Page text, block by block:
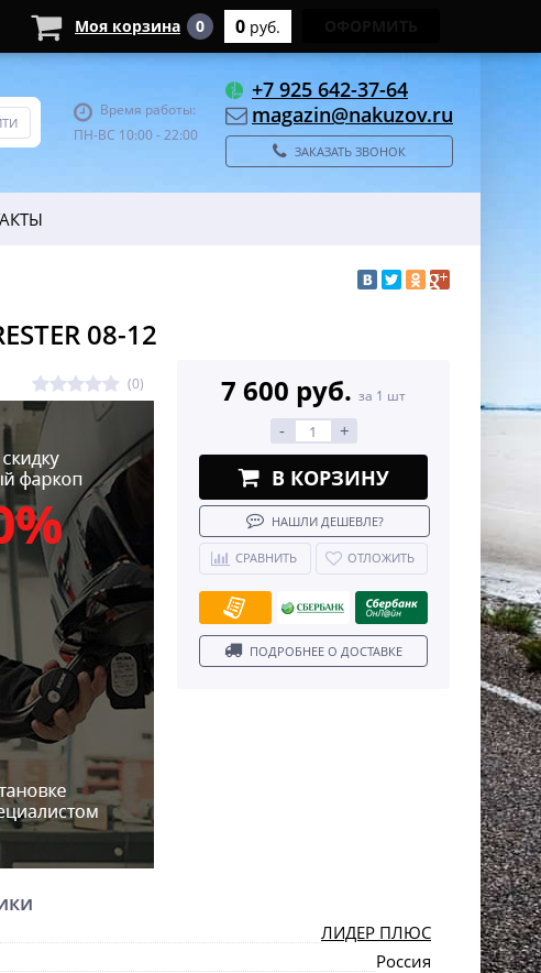
Время работы:
ПН-ВС 10:00 - 22:00
+7 925 642-37-64
magazin@nakuzov.ru
ЗАКАЗАТЬ ЗВОНОК
08-12
(0) 7 600 руб. за 1 шт
- +
В КОРЗИНУ
НАШЛИ ДЕШЕВЛЕ?
СРАВНИТЬ ОТЛОЖИТЬ
ПОДРОБНЕЕ О ДОСТАВКЕ
ЛИДЕР ПЛЮС
Россия
Моя корзина 0 0 руб.